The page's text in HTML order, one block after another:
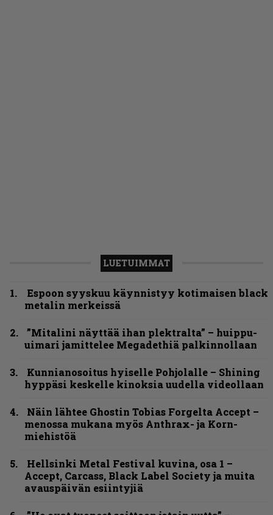
LUETUIMMAT
Espoon syyskuu käynnistyy kotimaisen black
metalin merkeissä
”Mitalini näyttää ihan plektralta” – huippu-
uimari jamittelee Megadethiä palkinnollaan
Kunnianosoitus hyiselle Pohjolalle – Shining
hyppäsi keskelle kinoksia uudella videollaan
Näin lähtee Ghostin Tobias Forgelta Accept –
menossa mukana myös Anthrax- ja Korn-
miehistöä
Hellsinki Metal Festival kuvina, osa 1 –
Accept, Carcass, Black Label Society ja muita
avauspäivän esiintyjiä